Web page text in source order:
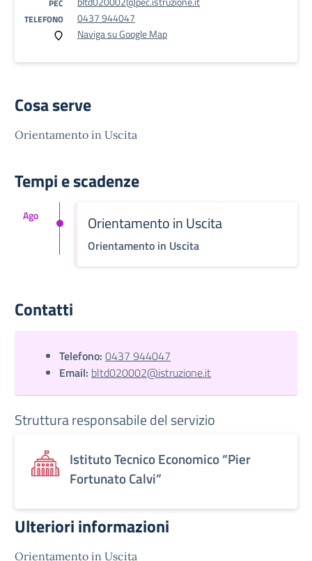
PEC
TELEFONO
0437 944047
Naviga su Google Map
Cosa serve
Orientamento in Uscita
Tempi e scadenze
Orientamento in Uscita
Orientamento in Uscita
Ago
Contatti
Telefono: 0437 944047
Email: bltd020002@istruzione.it
Struttura responsabile del servizio
Istituto Tecnico Economico “Pier
Fortunato Calvi”
Ulteriori informazioni
Orientamento in Uscita